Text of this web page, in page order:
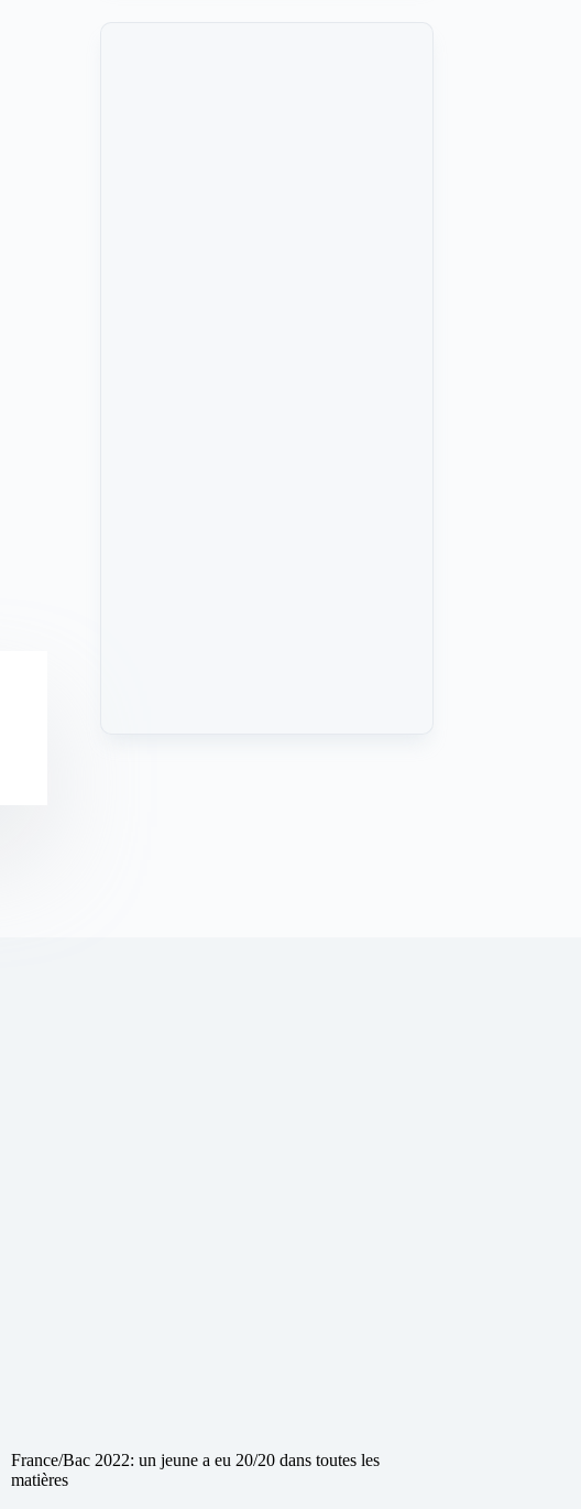
France/Bac 2022: un jeune a eu 20/20 dans toutes les
matières